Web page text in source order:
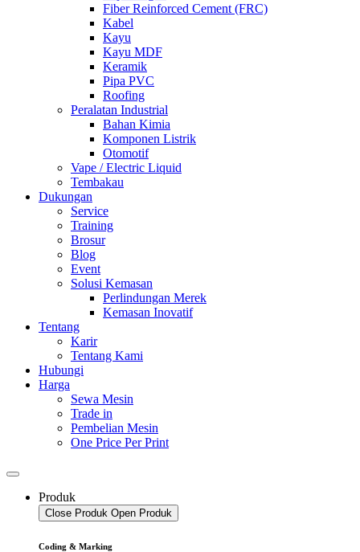
Fiber Reinforced Cement (FRC)
Kabel
Kayu
Kayu MDF
Keramik
Pipa PVC
Roofing
Peralatan Industrial
Bahan Kimia
Komponen Listrik
Otomotif
Vape / Electric Liquid
Tembakau
Dukungan
Service
Training
Brosur
Blog
Event
Solusi Kemasan
Perlindungan Merek
Kemasan Inovatif
Tentang
Karir
Tentang Kami
Hubungi
Harga
Sewa Mesin
Trade in
Pembelian Mesin
One Price Per Print
Produk
Close Produk Open Produk
Coding & Marking